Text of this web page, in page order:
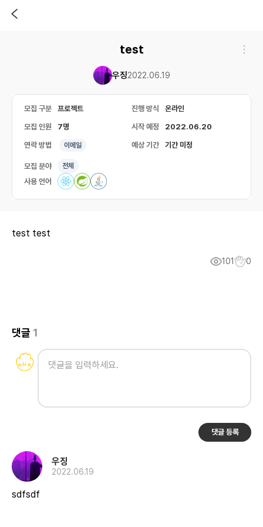
test
우징2022.06.19
모집 구분 프로젝트 진행 방식 온라인
모집 인원 7명 시작 예정 2022.06.20
연락 방법 이메일 예상 기간 기간 미정
모집 분야 전체
사용 언어
test test
101 0
댓글 1
댓글 등록
우징
2022.06.19
sdfsdf